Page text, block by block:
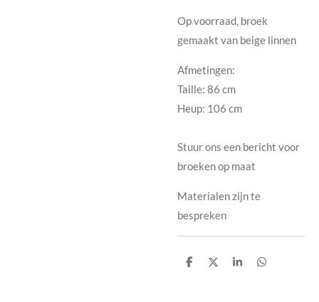
Op voorraad, broek
gemaakt van beige linnen
Afmetingen:
Taille: 86 cm
Heup: 106 cm
Stuur ons een bericht voor
broeken op maat
Materialen zijn te
bespreken
D
D
S
D